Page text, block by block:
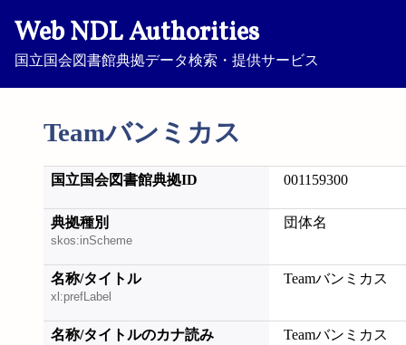
Web NDL Authorities
国立国会図書館典拠データ検索・提供サービス
Teamバンミカス
国立国会図書館典拠ID 001159300
典拠種別
skos:inScheme
団体名
名称/タイトル
xl:prefLabel
Teamバンミカス
名称/タイトルのカナ読み Teamバンミカス